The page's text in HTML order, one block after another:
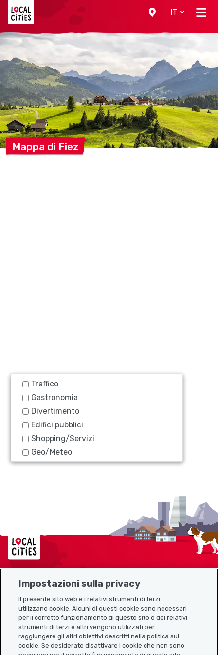
IT
Mappa di Fiez
Traffico
Gastronomia
Divertimento
Edifici pubblici
Shopping/Servizi
Geo/Meteo
Localcities
Link utili
Scarica l’app Localcities
Impostazioni sulla privacy
Il presente sito web e i relativi strumenti di terzi
utilizzano cookie. Alcuni di questi cookie sono necessari
per il corretto funzionamento di questo sito o dei relativi
strumenti di terzi e altri vengono utilizzati per
raggiungere gli altri obiettivi descritti nella politica sui
cookie. Se desiderate disattivare i cookie che non sono